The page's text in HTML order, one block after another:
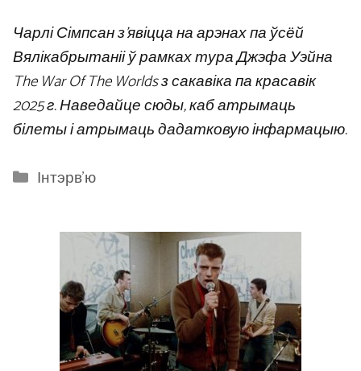
Чарлі Сімпсан з’явіцца на арэнах па ўсёй
Вялікабрытаніі ў рамках тура Джэфа Уэйна
The War Of The Worlds з сакавіка па красавік
2025 г. Наведайце сюды, каб атрымаць
білеты і атрымаць дадатковую інфармацыю.
Categories
Інтэрв'ю